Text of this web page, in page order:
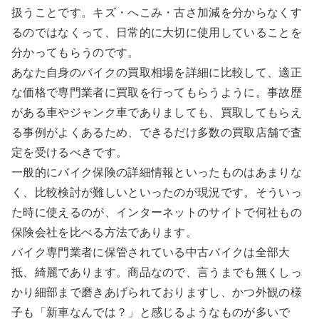
扱うことです。キズ・へこみ・古さ加減を分からなくす
るのではなくって、日常的に大切に使用していることを
分かってもらうのです。
あなた自身のバイクの買取相場を詳細に比較して、適正
な価格で専門業者に買取を行ってもらうように。事故歴
がある車やジャンク車でありましても、買取してもらえ
る事例がよくあるため、できるだけ多数の買取店舗で査
定を受けるべきです。
一般的にバイク保険の詳細情報といったものはあまりな
く、比較検討が難しいといったのが現況です。そういっ
た時に使えるのが、インターネットのサイトで何社もの
保険会社を比べる方法であります。
バイク専門業者に保管されている中古バイクは全部大
抵、綺麗であります。商品なので、言うまでも無くしっ
かり細部まで磨きあげられておりますし、かつ外観の様
子も「新車なんでは？」と感じるようなものが多いで